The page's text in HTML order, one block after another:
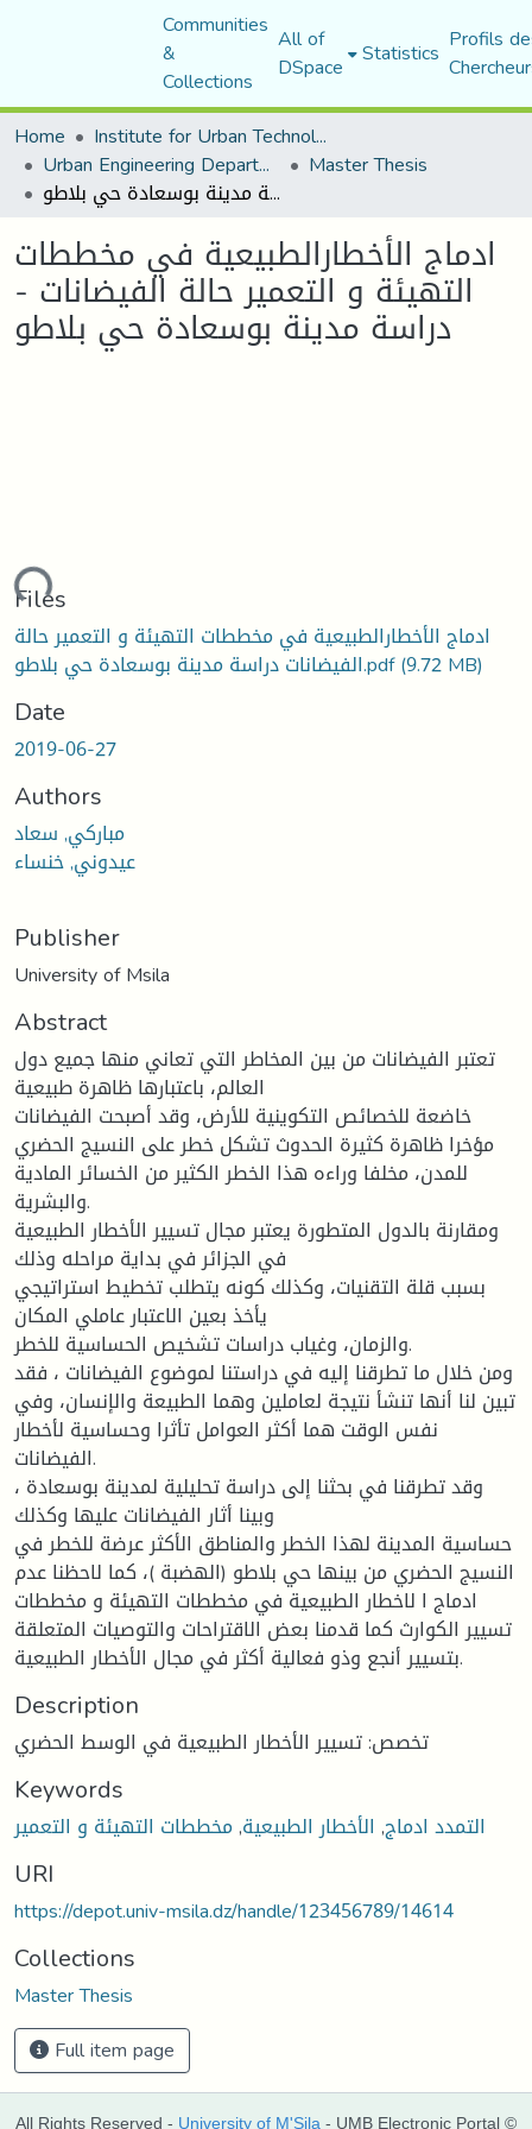
Communities
&
Collections
All of
DSpace Statistics Profils
Home
Institute for Urban Technology Management
Urban Engineering Department Master Thesis
ادماج الأخطارالطبيعية في مخططات التهيئة و التعمير حالة الفيضانات - دراسة مدينة بوسعادة حي بلاطو
ادماج الأخطارالطبيعية في مخططات
التهيئة و التعمير حالة الفيضانات -
دراسة مدينة بوسعادة حي بلاطو
Files
ادماج الأخطارالطبيعية في مخططات التهيئة و التعمير حالة
الفيضانات دراسة مدينة بوسعادة حي بلاطو.pdf(9.72 MB)
Date
2019-06-27
Authors
مباركي, سعاد
عيدوني, خنساء
Publisher
University of Msila
Abstract
تعتبر الفيضانات من بين المخاطر التي تعاني منها جميع دول
العالم، باعتبارها ظاهرة طبيعية
خاضعة للخصائص التكوينية للأرض، وقد أصبحت الفيضانات
مؤخرا ظاهرة كثيرة الحدوث تشكل خطر على النسيج الحضري
للمدن، مخلفا وراءه هذا الخطر الكثير من الخسائر المادية
والبشرية.
ومقارنة بالدول المتطورة يعتبر مجال تسيير الأخطار الطبيعية
في الجزائر في بداية مراحله وذلك
بسبب قلة التقنيات، وكذلك كونه يتطلب تخطيط استراتيجي
يأخذ بعين الاعتبار عاملي المكان
والزمان، وغياب دراسات تشخيص الحساسية للخطر.
ومن خلال ما تطرقنا إليه في دراستنا لموضوع الفيضانات ، فقد
تبين لنا أنها تنشأ نتيجة لعاملين وهما الطبيعة والإنسان، وفي
نفس الوقت هما أكثر العوامل تأثرا وحساسية لأخطار
الفيضانات.
وقد تطرقنا في بحثنا إلى دراسة تحليلية لمدينة بوسعادة ،
وبينا أثار الفيضانات عليها وكذلك
حساسية المدينة لهذا الخطر والمناطق الأكثر عرضة للخطر في
النسيج الحضري من بينها حي بلاطو (الهضبة )، كما لاحظنا عدم
ادماج ا لاخطار الطبيعية في مخططات التهيئة و مخططات
تسيير الكوارث كما قدمنا بعض الاقتراحات والتوصيات المتعلقة
بتسيير أنجع وذو فعالية أكثر في مجال الأخطار الطبيعية.
Description
تخصص: تسيير الأخطار الطبيعية في الوسط الحضري
Keywords
التمدد ادماج, الأخطار الطبيعية,مخططات التهيئة و التعمير
URI
https://depot.univ-msila.dz/handle/123456789/14614
Collections
Master Thesis
Full item page
All Rights Reserved - University of M'Sila - UMB Electronic Portal ©